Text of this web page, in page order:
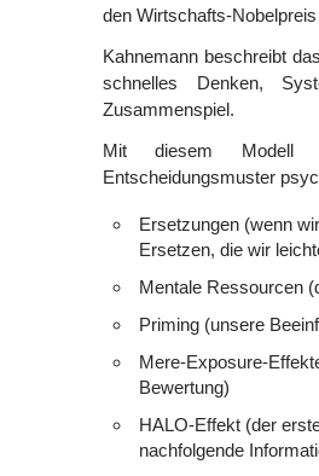
den Wirtschafts-
Kahnemann beschreibt
schnelles Denken,
Zusammenspiel.
Mit diesem Modell
Entscheidungsmuster
Ersetzungen (wenn
Ersetzen, die wir
Mentale Ressourcen
Priming (unsere
Mere-Exposure-
Bewertung)
HALO-Effekt (der
nachfolgende